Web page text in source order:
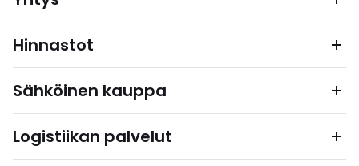
Hinnastot
Sähköinen kauppa
Logistiikan palvelut